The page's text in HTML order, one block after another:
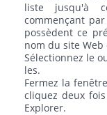
liste jusqu'à
commençant
possèdent ce
nom du site Web
Sélectionnez le
les.
Fermez la
cliquez deux
Explorer.